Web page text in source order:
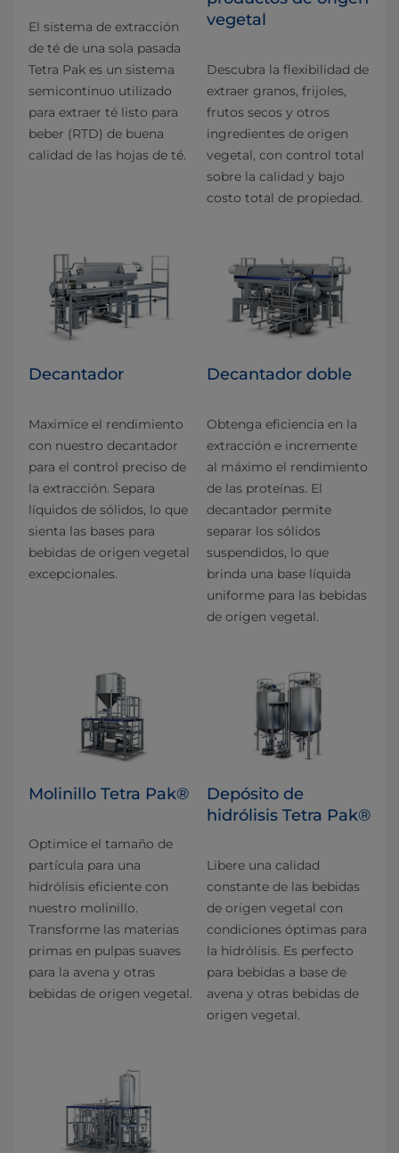
El sistema de extracción
de té de una sola pasada
Tetra Pak es un sistema
semicontinuo utilizado
para extraer té listo para
beber (RTD) de buena
calidad de las hojas de té.
vegetal
Descubra la flexibilidad de
extraer granos, frijoles,
frutos secos y otros
ingredientes de origen
vegetal, con control total
sobre la calidad y bajo
costo total de propiedad.
Decantador
Maximice el rendimiento
con nuestro decantador
para el control preciso de
la extracción. Separa
líquidos de sólidos, lo que
sienta las bases para
bebidas de origen vegetal
excepcionales.
Decantador doble
Obtenga eficiencia en la
extracción e incremente
al máximo el rendimiento
de las proteínas. El
decantador permite
separar los sólidos
suspendidos, lo que
brinda una base líquida
uniforme para las bebidas
de origen vegetal.
Molinillo Tetra Pak®
Optimice el tamaño de
partícula para una
hidrólisis eficiente con
nuestro molinillo.
Transforme las materias
primas en pulpas suaves
para la avena y otras
bebidas de origen vegetal.
Depósito de
hidrólisis Tetra Pak®
Libere una calidad
constante de las bebidas
de origen vegetal con
condiciones óptimas para
la hidrólisis. Es perfecto
para bebidas a base de
avena y otras bebidas de
origen vegetal.